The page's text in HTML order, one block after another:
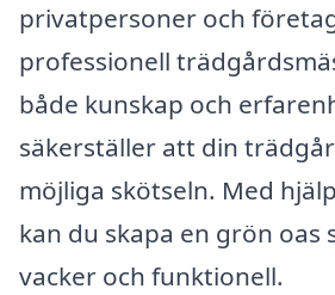
privatpersoner och
professionell
både kunskap och
säkerställer att din
möjliga skötseln. Med
kan du skapa en grön oas
vacker och funktionell.